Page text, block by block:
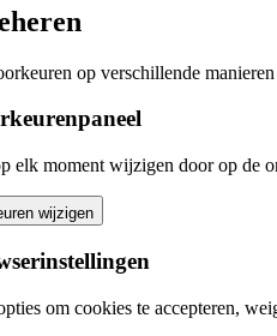
op verschillende manieren
elk moment wijzigen door op de
wijzigen
om cookies te accepteren,